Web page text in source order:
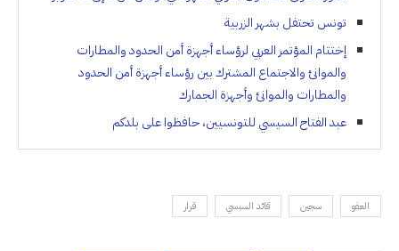
تونس تحتفل بشهر الزربية
إختتام المؤتمر العربي لرؤساء أجهزة أمن الحدود والمطارات
والموانئ والاجتماع المشترك بين رؤساء أجهزة أمن الحدود
والمطارات والموانئ وأجهزة الجمارك
عبد الفتاح السيسي للتونسيين، حافظوا على بلدكم
العفو سجين قائد السبسي قرار